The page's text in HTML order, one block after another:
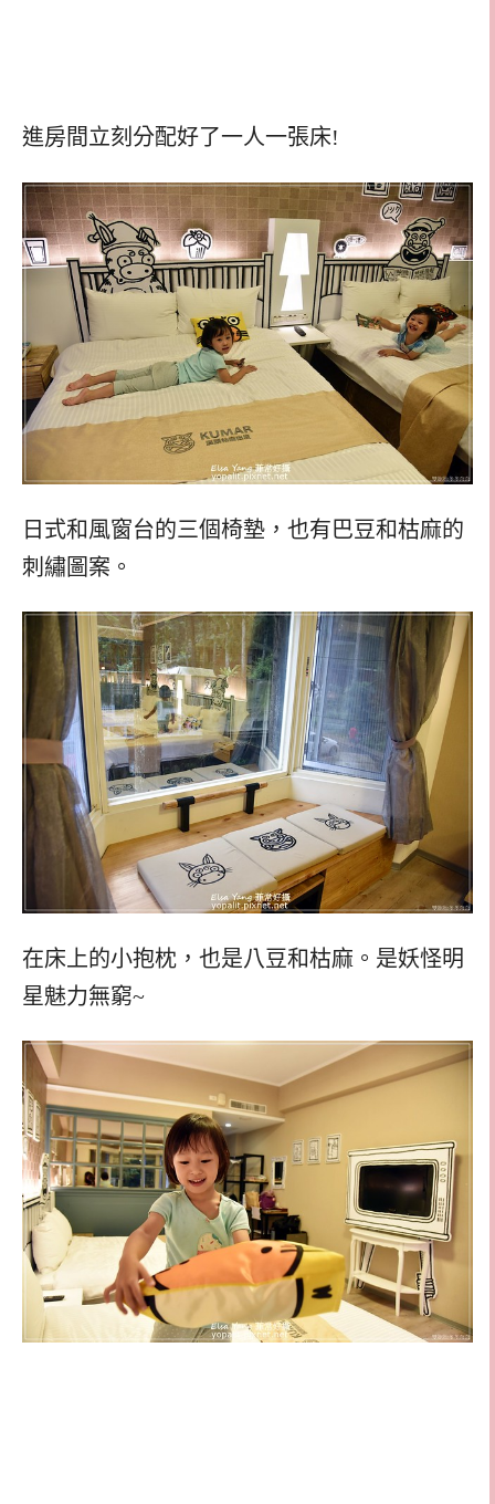
進房間立刻分配好了一人一張床!
日式和風窗台的三個椅墊，也有巴豆和枯麻的
刺繡圖案。
在床上的小抱枕，也是八豆和枯麻。是妖怪明
星魅力無窮~